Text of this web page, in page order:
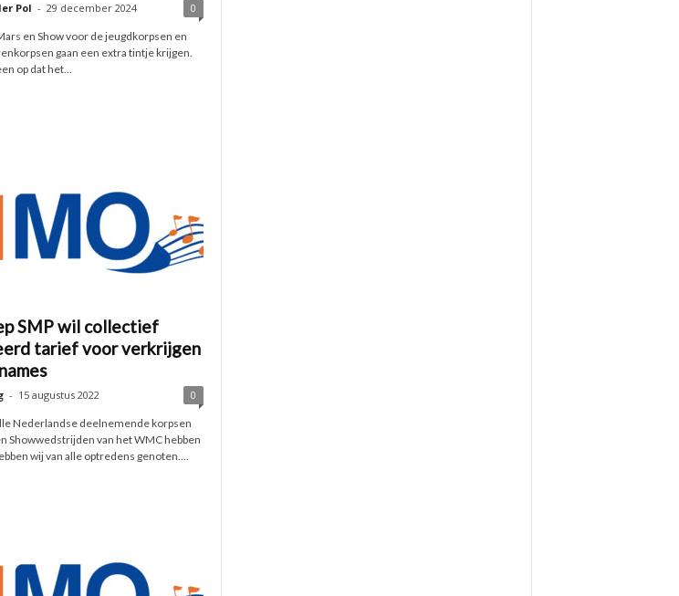
Pol - 29 december 2024 0
en Show voor de jeugdkorpsen en
gaan een extra tintje krijgen.
op dat het...
SMP wil collectief
tarief voor verkrijgen
- 15 augustus 2022 0
Nederlandse deelnemende korpsen
Showwedstrijden van het WMC hebben
wij van alle optredens genoten....